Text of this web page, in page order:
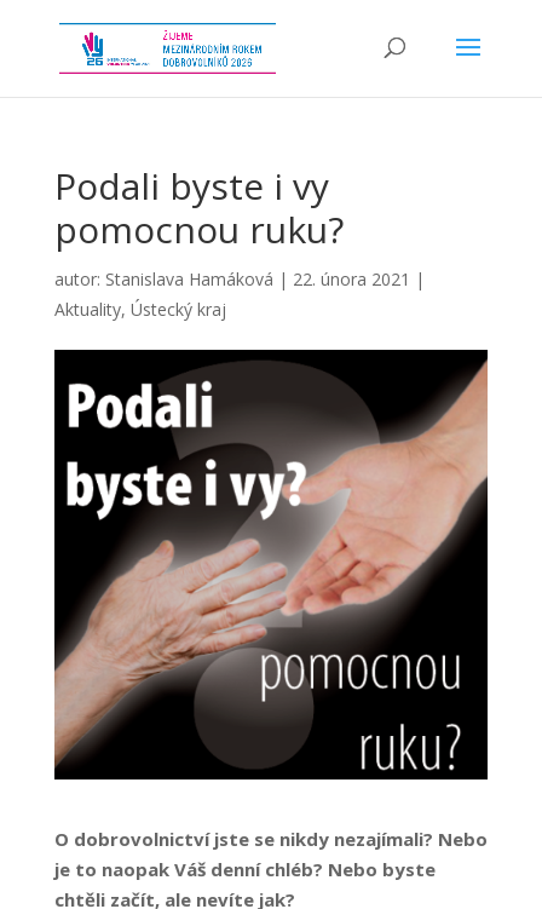
Podali byste i vy
pomocnou ruku?
autor: Stanislava Hamáková | 22. února 2021 |
Aktuality, Ústecký kraj
O dobrovolnictví jste se nikdy nezajímali? Nebo
je to naopak Váš denní chléb? Nebo byste
chtěli začít, ale nevíte jak?